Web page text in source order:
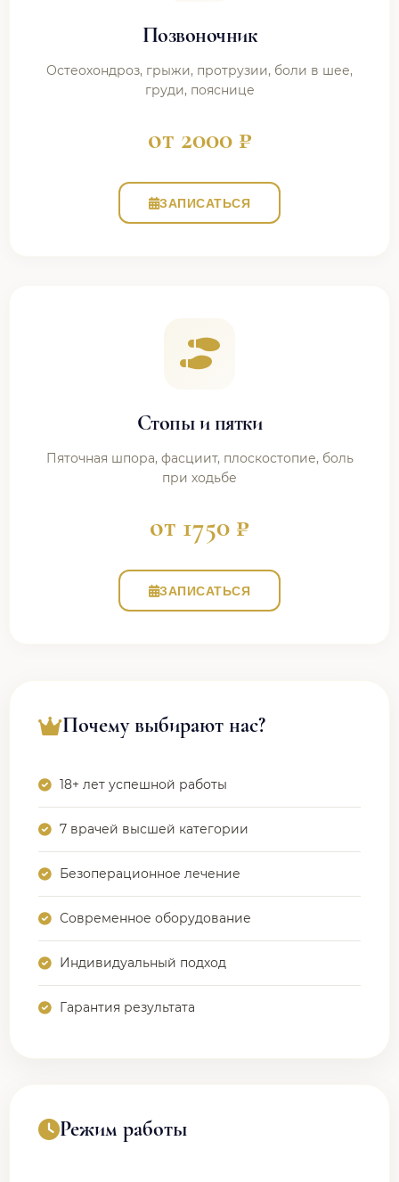
Позвоночник
Остеохондроз, грыжи, протрузии, боли в шее,
груди, пояснице
от 2000 ₽
ЗАПИСАТЬСЯ
Стопы и пятки
Пяточная шпора, фасциит, плоскостопие, боль
при ходьбе
от 1750 ₽
ЗАПИСАТЬСЯ
Почему выбирают нас?
18+ лет успешной работы
7 врачей высшей категории
Безоперационное лечение
Современное оборудование
Индивидуальный подход
Гарантия результата
Режим работы